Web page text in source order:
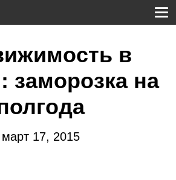
в
заморозка на
март 17, 2015